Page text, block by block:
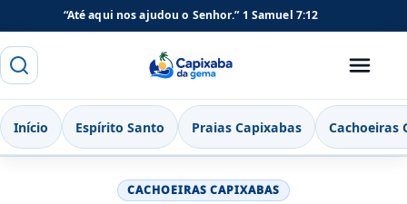
“Até aqui nos ajudou o Senhor.” 1 Samuel 7:12
Buscar Capixaba da Gema
Menu
Início Espírito Santo Praias Capixabas Cachoeiras
CACHOEIRAS CAPIXABAS